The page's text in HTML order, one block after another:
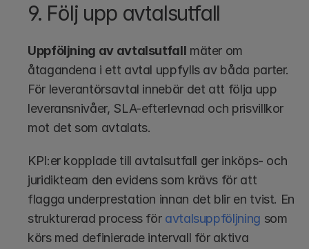
9. Följ upp avtalsutfall
Uppföljning av avtalsutfall mäter om
åtagandena i ett avtal uppfylls av båda parter.
För leverantörsavtal innebär det att följa upp
leveransnivåer, SLA-efterlevnad och prisvillkor
mot det som avtalats.
KPI:er kopplade till avtalsutfall ger inköps- och
juridikteam den evidens som krävs för att
flagga underprestation innan det blir en tvist. En
strukturerad process för avtalsuppföljning som
körs med definierade intervall för aktiva